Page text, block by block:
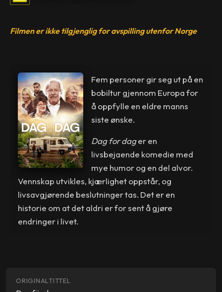
Filmen er ikke tilgjenglig for avspilling utenfor Norge
Fem personer gir seg ut på en
bobiltur gjennom Europa for
å oppfylle en eldre manns
siste ønske.
Dag for dager en
livsbejaende komedie med
mye humor og en del alvor.
Vennskap utvikles, kjærlighet oppstår, og
livsavgjørende beslutninger tas. Det er en
historie om at det aldri er for sent å gjøre
endringer i livet.
ORIGINALTITTEL